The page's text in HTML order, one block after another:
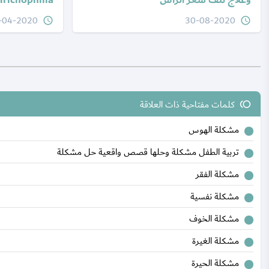
query_builder
30-08-2020
query_builder
2020
toll كلمات مفتاحية ذات العلاقة
مشكلة الهوس
تربية الطفل مشكلة وحلها قصص واقعية حل مشكلة
مشكلة الفقر
مشكلة نفسية
مشكلة الخوف
مشكلة الغيرة
مشكلة الحيرة